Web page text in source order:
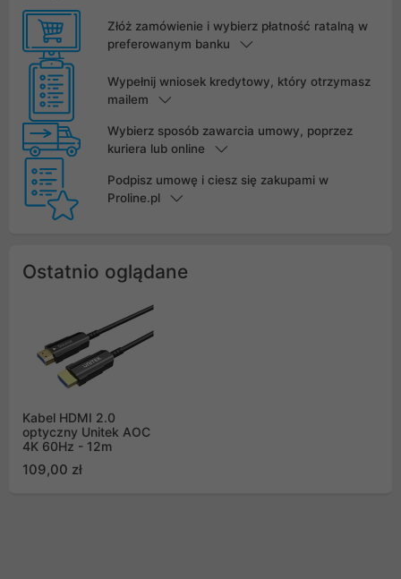
Złóż zamówienie i wybierz płatność ratalną w
preferowanym banku
Wypełnij wniosek kredytowy, który otrzymasz
mailem
Wybierz sposób zawarcia umowy, poprzez
kuriera lub online
Podpisz umowę i ciesz się zakupami w
Proline.pl
Ostatnio oglądane
Kabel HDMI 2.0
optyczny Unitek AOC
4K 60Hz - 12m
109,00 zł